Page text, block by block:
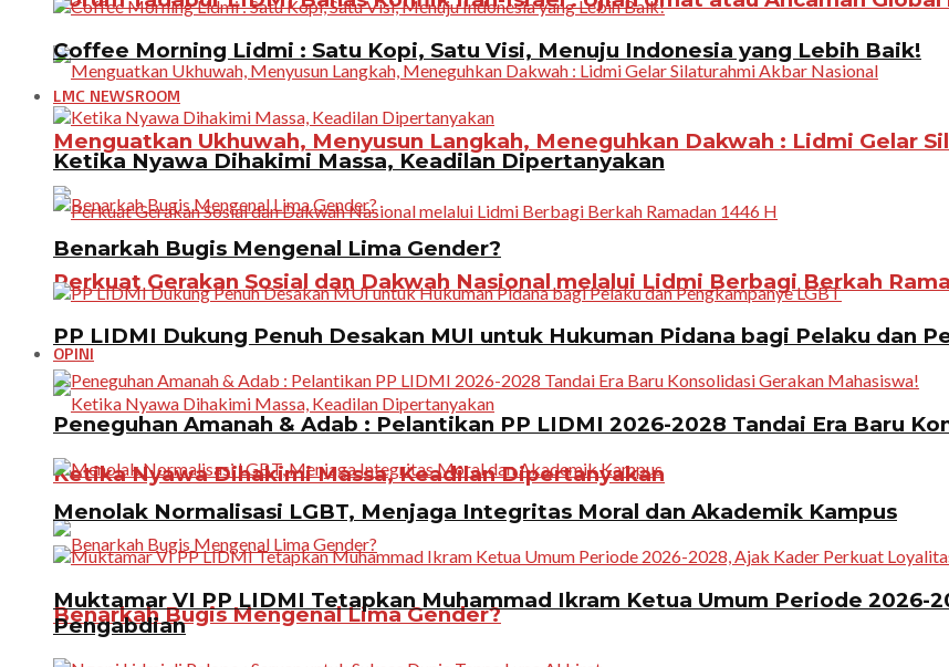
Menguatkan Ukhuwah, Menyusun Langkah, Meneguhkan Dakwah : Lidmi Gelar
Perkuat Gerakan Sosial dan Dakwah Nasional melalui Lidmi Berbagi Berkah
OPINI
Ketika Nyawa Dihakimi Massa, Keadilan Dipertanyakan
Benarkah Bugis Mengenal Lima Gender?
Coffee Morning Lidmi : Satu Kopi, Satu Visi, Menuju Indonesia yang Lebih Baik!
LMC NEWSROOM
Ketika Nyawa Dihakimi Massa, Keadilan Dipertanyakan
Benarkah Bugis Mengenal Lima Gender?
PP LIDMI Dukung Penuh Desakan MUI untuk Hukuman Pidana bagi Pelaku dan
Peneguhan Amanah & Adab : Pelantikan PP LIDMI 2026-2028 Tandai Era Baru
Menolak Normalisasi LGBT, Menjaga Integritas Moral dan Akademik Kampus
Muktamar VI PP LIDMI Tetapkan Muhammad Ikram Ketua Umum Periode 2026-
Pengabdian